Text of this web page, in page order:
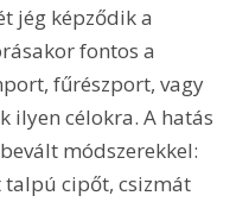
jég képződik a
fontos a
fűrészport, vagy
ilyen célokra. A hatás
módszerekkel:
cipőt, csizmát